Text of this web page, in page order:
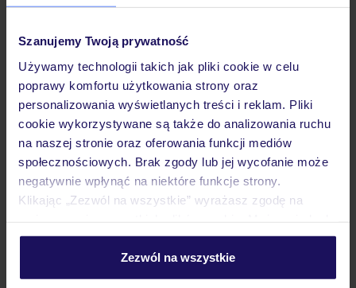
Szanujemy Twoją prywatność
Używamy technologii takich jak pliki cookie w celu
poprawy komfortu użytkowania strony oraz
personalizowania wyświetlanych treści i reklam. Pliki
cookie wykorzystywane są także do analizowania ruchu
na naszej stronie oraz oferowania funkcji mediów
społecznościowych. Brak zgody lub jej wycofanie może
negatywnie wpłynąć na niektóre funkcje strony.
Klikając „Zezwól na wszystkie” wyrażasz zgodę na
personalizować swój wybór wchodząc w zakładkę
Szczegółowe informacje o plikach cookie znajdziesz
Zezwól na wszystkie
Pokoje
Atrakcje
Ważne informacje
Często zadawane pytania